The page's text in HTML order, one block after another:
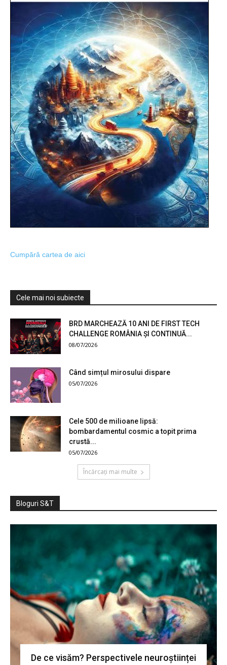
Cumpără cartea de aici
Cele mai noi subiecte
BRD MARCHEAZĂ 10 ANI DE FIRST TECH
CHALLENGE ROMÂNIA ȘI CONTINUĂ...
08/07/2026
Când simțul mirosului dispare
05/07/2026
Cele 500 de milioane lipsă:
bombardamentul cosmic a topit prima
crustă...
05/07/2026
Încărcați mai multe
Bloguri S&T
De ce visăm? Perspectivele neuroștiinței